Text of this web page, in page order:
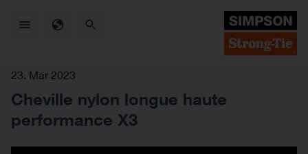
23. Mar 2023
Cheville nylon longue haute
performance X3